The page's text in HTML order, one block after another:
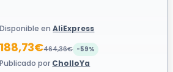
Disponible enAliExpress
188,73€464,36€ -59%
Publicado por CholloYa